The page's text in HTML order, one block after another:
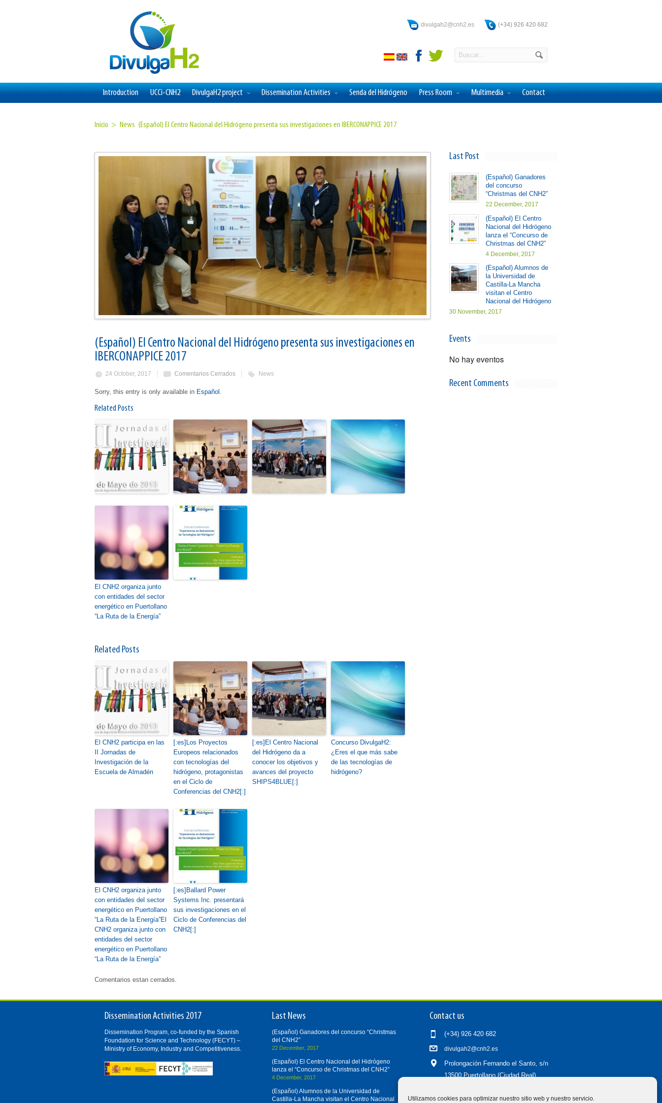
Utilizamos cookies para optimizar nuestro sitio web y nuestro servicio.
(+34) 926 420 682
divulgah2@cnh2.es
Introduction UCCi-CNH2 DivulgaH2 project Dissemination Activities Senda del Hidrógeno Press Room Multimedia Contact
Inicio > News (Español) El Centro Nacional del Hidrógeno presenta sus investigaciones en IBERCONAPPICE 2017
(Español) El Centro Nacional del Hidrógeno presenta sus investigaciones en
IBERCONAPPICE 2017
24 October, 2017 Comentarios Cerrados News
Sorry, this entry is only available in Español .
Related Posts
El CNH2 organiza junto
con entidades del sector
energético en Puertollano
“La Ruta de la Energía”
Related Posts
El CNH2 participa en las
II Jornadas de
Investigación de la
Escuela de Almadén
[:es]Los Proyectos
Europeos relacionados
con tecnologías del
hidrógeno, protagonistas
en el Ciclo de
Conferencias del CNH2[:]
[:es]El Centro Nacional
del Hidrógeno da a
conocer los objetivos y
avances del proyecto
SHIPS4BLUE[:]
Concurso DivulgaH2:
¿Eres el que más sabe
de las tecnologías de
hidrógeno?
El CNH2 organiza junto
con entidades del sector
energético en Puertollano
“La Ruta de la Energía”El
CNH2 organiza junto con
entidades del sector
energético en Puertollano
“La Ruta de la Energía”
[:es]Ballard Power
Systems Inc. presentará
sus investigaciones en el
Ciclo de Conferencias del
CNH2[:]
Comentarios estan cerrados.
Last Post
(Español) Ganadores
del concurso
“Christmas del CNH2”
22 December, 2017
(Español) El Centro
Nacional del Hidrógeno
lanza el “Concurso de
Christmas del CNH2”
4 December, 2017
(Español) Alumnos de
la Universidad de
Castilla-La Mancha
visitan el Centro
Nacional del Hidrógeno
30 November, 2017
Events
No hay eventos
Recent Comments
Dissemination Activities 2017
Dissemination Program, co-funded by the Spanish
Foundation for Science and Technology (FECYT) –
Ministry of Economy, Industry and Competitiveness.
Last News
(Español) Ganadores del concurso “Christmas
del CNH2”
22 December, 2017
(Español) El Centro Nacional del Hidrógeno
lanza el “Concurso de Christmas del CNH2”
4 December, 2017
(Español) Alumnos de la Universidad de
Castilla-La Mancha visitan el Centro Nacional
Contact us
(+34) 926 420 682
divulgah2@cnh2.es
Prolongación Fernando el Santo, s/n
13500 Puertollano (Ciudad Real)